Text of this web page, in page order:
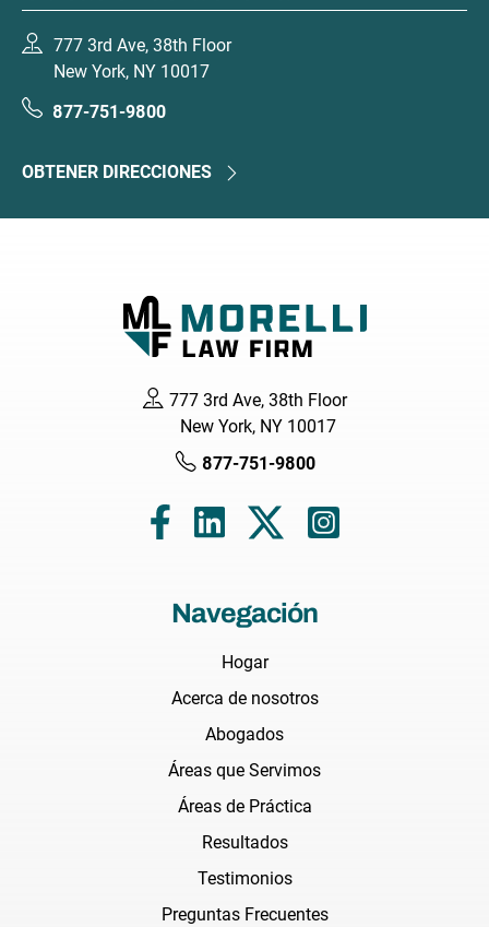
777 3rd Ave, 38th Floor
New York, NY 10017
877-751-9800
OBTENER DIRECCIONES
777 3rd Ave, 38th Floor
New York, NY 10017
877-751-9800
Navegación
Hogar
Acerca de nosotros
Abogados
Áreas que Servimos
Áreas de Práctica
Resultados
Testimonios
Preguntas Frecuentes